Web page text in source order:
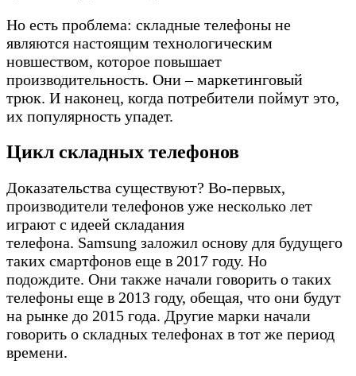
Но есть проблема: складные телефоны не
являются настоящим технологическим
новшеством, которое повышает
производительность. Они – маркетинговый
трюк. И наконец, когда потребители поймут это,
их популярность упадет.
Цикл складных телефонов
Доказательства существуют? Во-первых,
производители телефонов уже несколько лет
играют с идеей складания
телефона. Samsung заложил основу для будущего
таких смартфонов еще в 2017 году. Но
подождите. Они также начали говорить о таких
телефоны еще в 2013 году, обещая, что они будут
на рынке до 2015 года. Другие марки начали
говорить о складных телефонах в тот же период
времени.